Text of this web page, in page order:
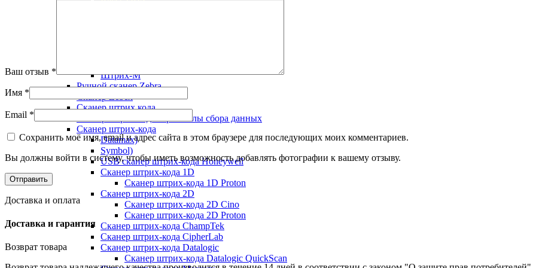
Штрих-М
Ручной сканер Zebra
Сканер Zebex
Сканер штрих кода
Сканер штрих кода терминалы сбора данных
Сканер штрих-кода
Datamax)
Symbol)
USB сканер штрих-кода Honeywell
Сканер штрих-кода 1D
Сканер штрих-кода 1D Proton
Сканер штрих-кода 2D
Сканер штрих-кода 2D Cino
Сканер штрих-кода 2D Proton
Сканер штрих-кода ChampTek
Сканер штрих-кода CipherLab
Сканер штрих-кода Datalogic
Сканер штрих-кода Datalogic QuickScan
Ваш отзыв *
Имя *
Email *
Сохранить моё имя, email и адрес сайта в этом браузере для последующих моих комментариев.
Вы должны войти в систему, чтобы иметь возможность добавлять фотографии к вашему отзыву.
Доставка и оплата
Доставка и гарантия
Возврат товара